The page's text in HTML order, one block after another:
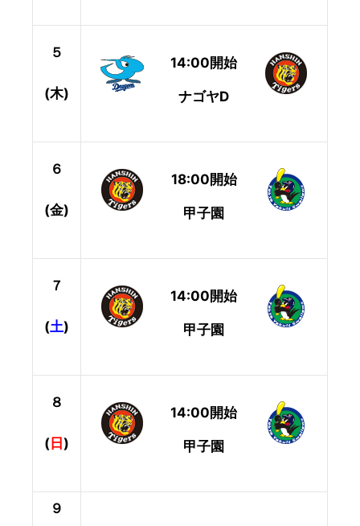
５
(木)
14:00開始
ナゴヤD
６
(金)
18:00開始
甲子園
７
(土)
14:00開始
甲子園
８
(日)
14:00開始
甲子園
９